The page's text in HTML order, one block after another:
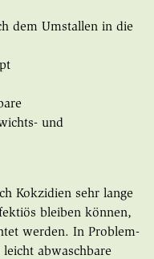
dem Umstallen in die
und
Kokzidien sehr lange
bleiben können,
werden. In Problem-
abwaschbare